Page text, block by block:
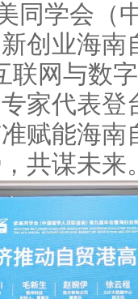
同学会（
创业海南
联网与数
家代表登
赋能海南
共谋未来